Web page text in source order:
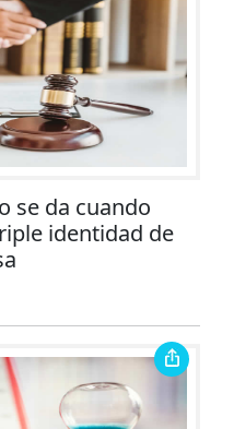
se da cuando
identidad de